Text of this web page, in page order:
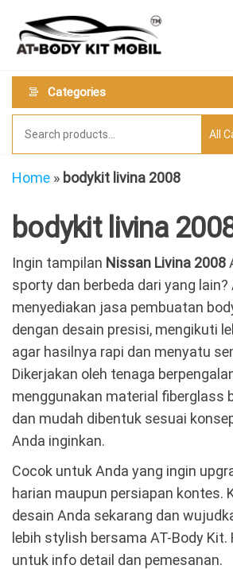
the
content
Kit
Mobil
Categories
Home » bodykit livina 2008
bodykit livina
Ingin tampilan Nissan Livina 2008
sporty dan berbeda dari yang lain?
menyediakan jasa pembuatan
dengan desain presisi, mengikuti
agar hasilnya rapi dan menyatu
Dikerjakan oleh tenaga
menggunakan material fiberglass
dan mudah dibentuk sesuai
Anda inginkan.
Cocok untuk Anda yang ingin
harian maupun persiapan kontes.
desain Anda sekarang dan
lebih stylish bersama AT-Body Kit.
untuk info detail dan pemesanan.